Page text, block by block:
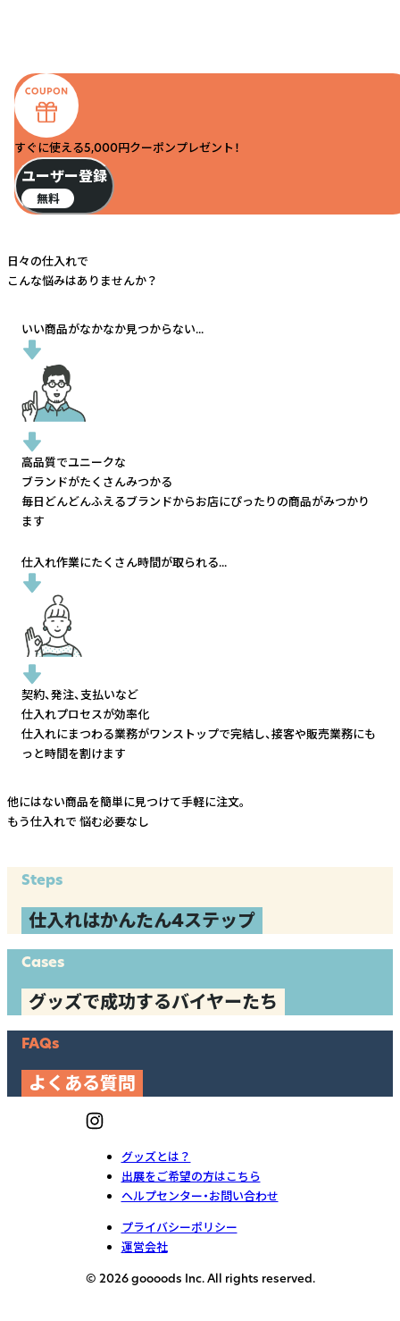
すぐに使える5,000円クーポンプレゼント！
ユーザー登録
無料
日々の仕入れで
こんな悩みはありませんか？
いい商品がなかなか見つからない...
高品質でユニークな
ブランドがたくさんみつかる
毎日どんどんふえるブランドからお店にぴったりの商品がみつかり
ます
仕入れ作業にたくさん時間が取られる...
契約、発注、支払いなど
仕入れプロセスが効率化
仕入れにまつわる業務がワンストップで完結し、接客や販売業務にも
っと時間を割けます
他にはない商品を簡単に見つけて手軽に注文。
もう仕入れで 悩む必要なし
Steps
仕入れはかんたん4ステップ
Cases
グッズで成功するバイヤーたち
FAQs
よくある質問
グッズとは？
出展をご希望の方はこちら
ヘルプセンター・お問い合わせ
プライバシーポリシー
運営会社
© 2026 goooods Inc. All rights reserved.